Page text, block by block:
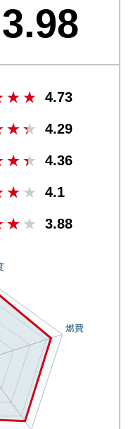
3.98
4.73
4.29
4.36
4.1
3.88